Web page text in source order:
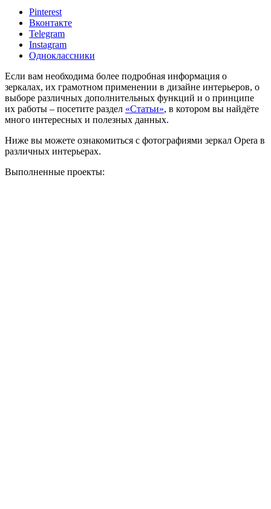
Pinterest
Вконтакте
Telegram
Instagram
Одноклассники
Если вам необходима более подробная информация о
зеркалах, их грамотном применении в дизайне интерьеров, о
выборе различных дополнительных функций и о принципе
их работы – посетите раздел «Статьи», в котором вы найдёте
много интересных и полезных данных.
Ниже вы можете ознакомиться с фотографиями зеркал Opera в
различных интерьерах.
Выполненные проекты: